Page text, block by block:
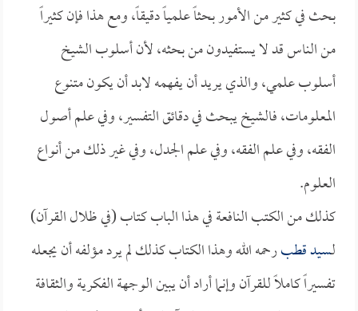
بحث في كثير من الأمور بحثاً علمياً دقيقاً، ومع هذا فإن كثيراً
من الناس قد لا يستفيدون من بحثه، لأن أسلوب الشيخ
أسلوب علمي، والذي يريد أن يفهمه لابد أن يكون متنوع
المعلومات، فالشيخ يبحث في دقائق التفسير، وفي علم أصول
الفقه، وفي علم الفقه، وفي علم الجدل، وفي غير ذلك من أنواع
العلوم.
كذلك من الكتب النافعة في هذا الباب كتاب (في ظلال القرآن)
لـسيد قطبرحمه الله وهذا الكتاب كذلك لم يرد مؤلفه أن يجعله
تفسيراً كاملاً للقرآن وإنما أراد أن يبين الوجهة الفكرية والثقافة